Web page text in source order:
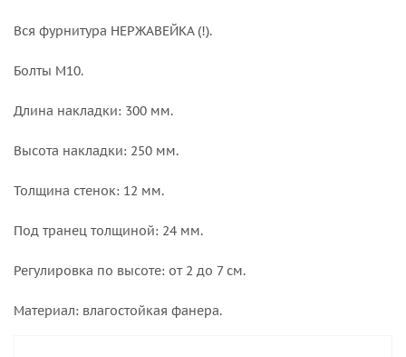
Вся фурнитура НЕРЖАВЕЙКА (!).
Болты М10.
Длина накладки: 300 мм.
Высота накладки: 250 мм.
Толщина стенок: 12 мм.
Под транец толщиной: 24 мм.
Регулировка по высоте: от 2 до 7 см.
Материал: влагостойкая фанера.